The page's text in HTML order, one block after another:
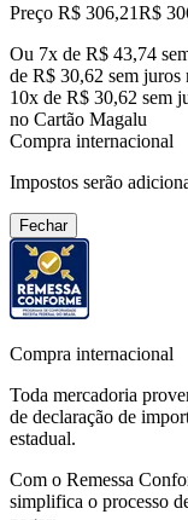
Preço R$ 306,21R$
Ou 7x de R$ 43,74
de R$ 30,62 sem juros
10x de R$ 30,62 sem
no Cartão Magalu
Compra internacional
Impostos serão
Fechar
Compra internacional
Toda mercadoria
de declaração de
estadual.
Com o Remessa
simplifica o processo